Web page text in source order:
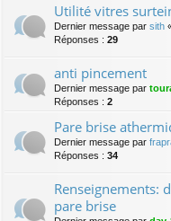
Utilité vitres
Dernier message par sith
Réponses : 29
anti pincement
Dernier message par
Réponses : 2
Pare brise
Dernier message par
Réponses : 34
Renseignements:
pare brise